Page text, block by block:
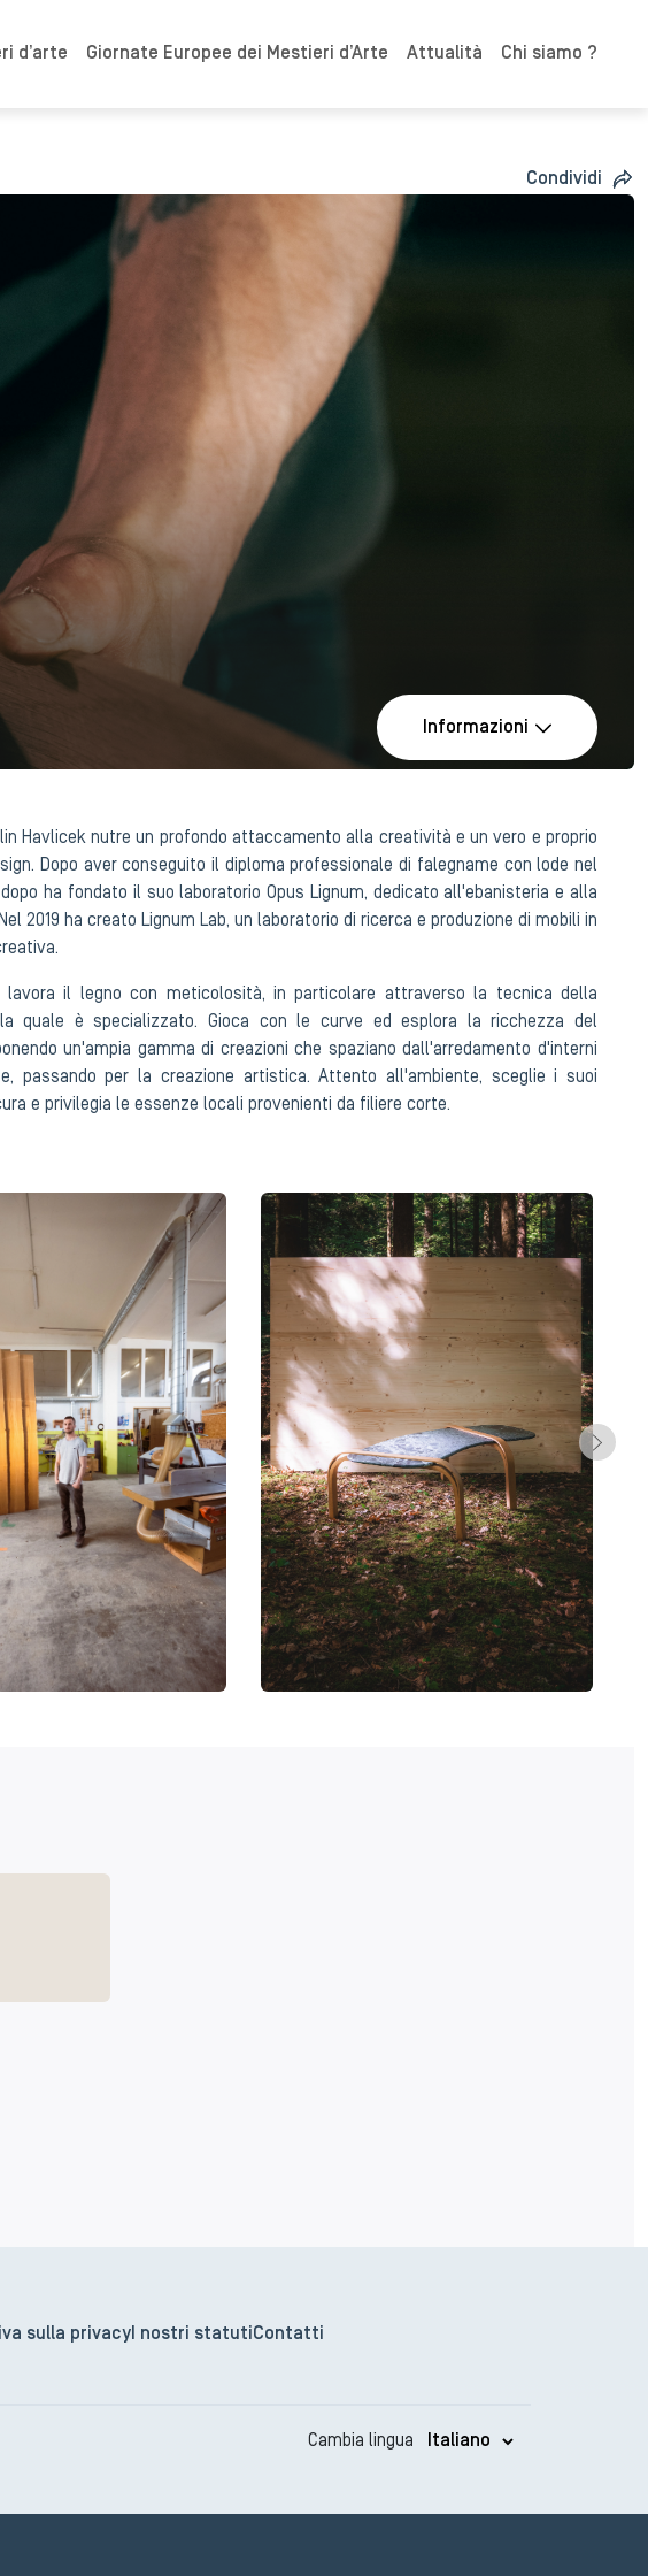
d’arte Giornate Europee dei Mestieri d’Arte Attualità Chi siamo ?
Condividi
Informazioni
Havlicek nutre un profondo attaccamento alla creatività e un vero e proprio
Dopo aver conseguito il diploma professionale di falegname con lode nel
dopo ha fondato il suo laboratorio Opus Lignum, dedicato all'ebanisteria e alla
2019 ha creato Lignum Lab, un laboratorio di ricerca e produzione di mobili in
lavora il legno con meticolosità, in particolare attraverso la tecnica della
quale è specializzato. Gioca con le curve ed esplora la ricchezza del
un'ampia gamma di creazioni che spaziano dall'arredamento d'interni
passando per la creazione artistica. Attento all'ambiente, sceglie i suoi
e privilegia le essenze locali provenienti da filiere corte.
sulla privacy I nostri statuti Contatti
Cambia lingua